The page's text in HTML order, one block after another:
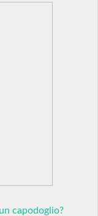
capodoglio?